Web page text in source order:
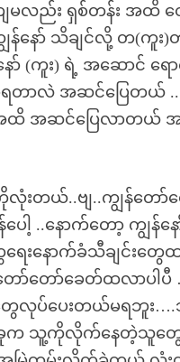
ည်း ရှစ်တန်း အထိ တေ
ာ် သိချင်လို့ တ(ကူး)တ
နော် (ကူး) ရဲ့ အဆော
ာရတာလဲ အဆင်ပြေတယ်
ထိ အဆင်ပြေလာတယ်
လုံးတယ်..ဗျ..ကျွန်တ
..နောက်တော့ ကျွန်န
နောက်ခံသီချင်းတွေထ
ာ်တော်ခေတ်ထလာပါပီ
တွေလုပ်ပေးတယ်မရ
ခုက သူ့ကိုလိုက်နေတဲ့သူတွ